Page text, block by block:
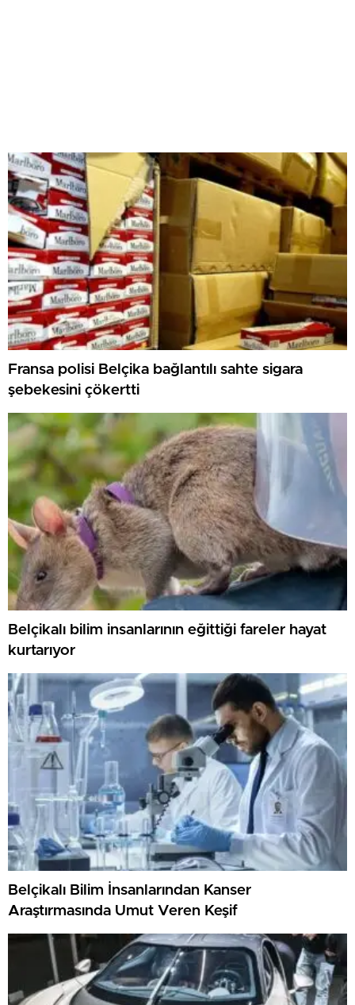
Fransa polisi Belçika bağlantılı sahte sigara
şebekesini çökertti
Belçikalı bilim insanlarının eğittiği fareler hayat
kurtarıyor
Belçikalı Bilim İnsanlarından Kanser
Araştırmasında Umut Veren Keşif